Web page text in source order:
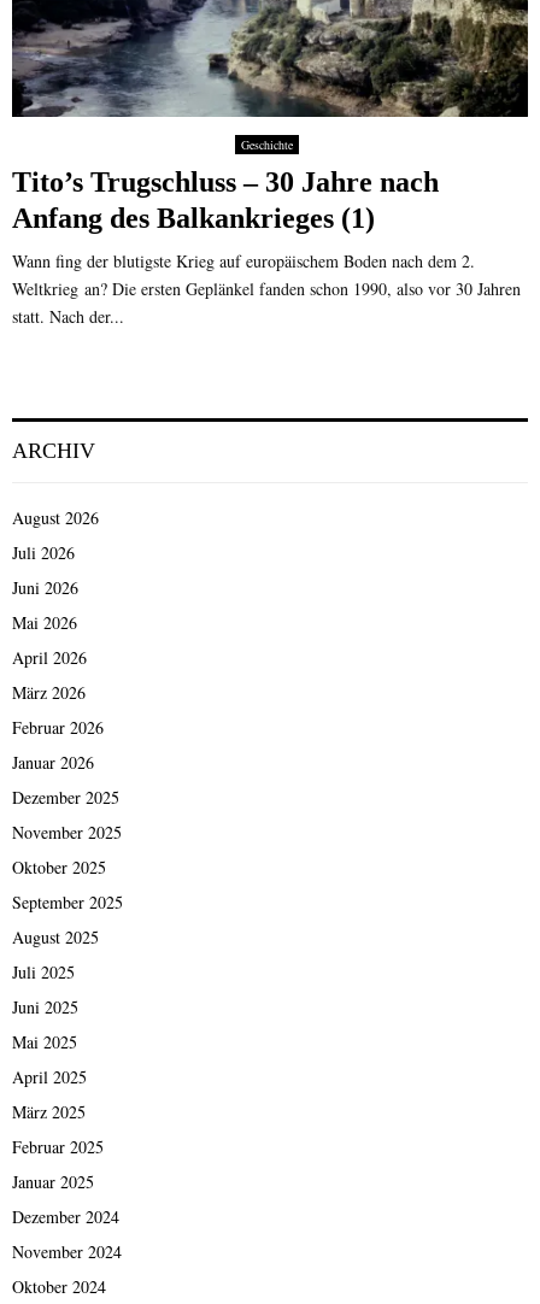
Geschichte
Tito’s Trugschluss – 30 Jahre nach
Anfang des Balkankrieges (1)
Wann fing der blutigste Krieg auf europäischem Boden nach dem 2.
Weltkrieg an? Die ersten Geplänkel fanden schon 1990, also vor 30 Jahren
statt. Nach der...
ARCHIV
August 2026
Juli 2026
Juni 2026
Mai 2026
April 2026
März 2026
Februar 2026
Januar 2026
Dezember 2025
November 2025
Oktober 2025
September 2025
August 2025
Juli 2025
Juni 2025
Mai 2025
April 2025
März 2025
Februar 2025
Januar 2025
Dezember 2024
November 2024
Oktober 2024